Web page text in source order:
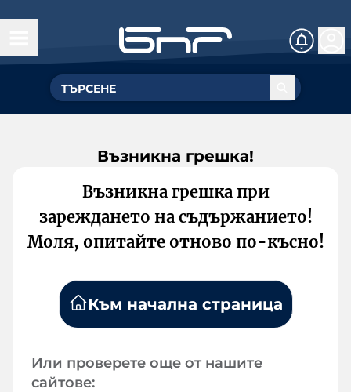
Възникна грешка!
Възникна грешка при
зареждането на съдържанието!
Моля, опитайте отново по-късно!
Към начална страница
Или проверете още от нашите
сайтове: